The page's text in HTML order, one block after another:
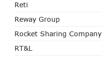
Reti
Reway Group
Rocket Sharing Company
RT&L